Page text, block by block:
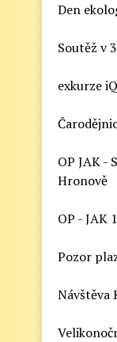
Den
Soutěž v
exkurze
OP JAK -
Hronově
OP - JAK
Pozor
Návštěva